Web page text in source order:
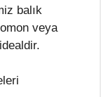
balık
veya